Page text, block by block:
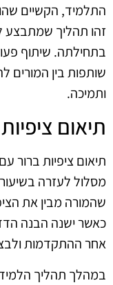
התלמיד, הקשיים
זהו תהליך שמתבצע
בתחילתה. שיתוף
שותפות בין המורים
ותמיכה.
תיאום
תיאום ציפיות ברור
מסלול לעזרה
שהמורה מבין את
כאשר ישנה הבנה
אחר ההתקדמות
במהלך תהליך